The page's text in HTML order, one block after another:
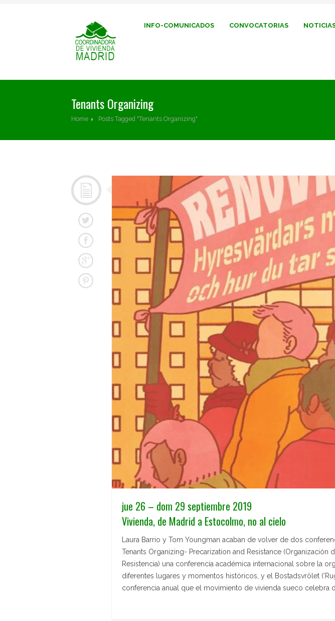
INFO-COMUNICADOS CONVOCATORIAS
Tenants Organizing
Home Posts Tagged "Tenants Organizing"
jue 26 – dom 29 septiembre 2019
Vivienda, de Madrid a Estocolmo, no al cielo
Laura Barrio y Tom Youngman acaban de volver de dos
Tenants Organizing- Precarization and Resistance (Organización
Resistencia) una conferencia académica internacional sobre la
diferentes lugares y momentos históricos, y el Bostadsvrölet
conferencia anual que el movimiento de vivienda sueco celebra